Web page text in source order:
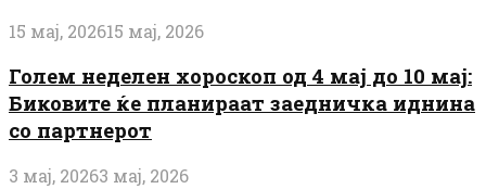
15 мај, 202615 мај, 2026
Голем неделен хороскоп од 4 мај до 10 мај:
Биковите ќе планираат заедничка иднина
со партнерот
3 мај, 20263 мај, 2026